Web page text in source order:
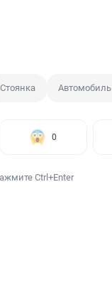
Стоянка Автомобиль
0
Ctrl+Enter